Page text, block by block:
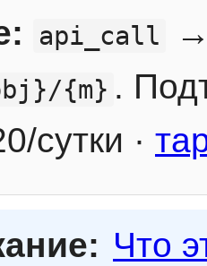
api_call
{m} .
сутки ·
Что